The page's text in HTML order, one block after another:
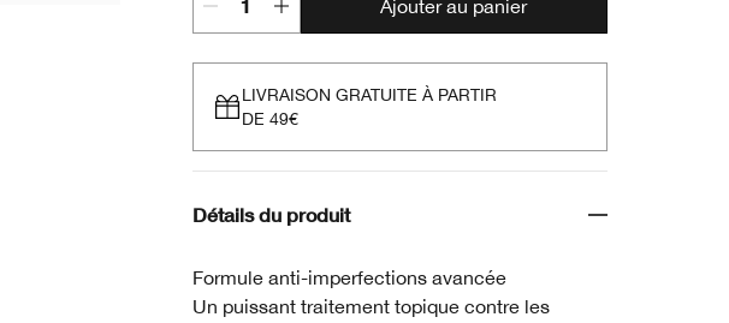
Ajouter au panier
LIVRAISON GRATUITE À PARTIR
DE 49€
Détails du produit
Formule anti-imperfections avancée
Un puissant traitement topique contre les